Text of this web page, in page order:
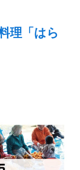
理「はら